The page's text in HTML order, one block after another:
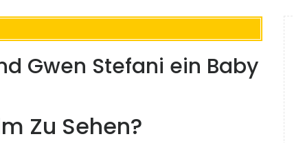
Gwen Stefani ein Baby
Zu Sehen?